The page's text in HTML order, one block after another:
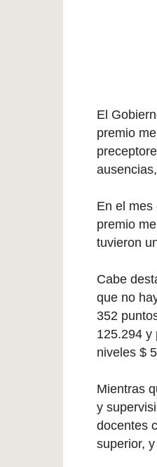
El
premio
En el mes
premio
tuvieron
Cabe
que no
352
125.294 y
niveles $
Mientras
y
docentes
superior,